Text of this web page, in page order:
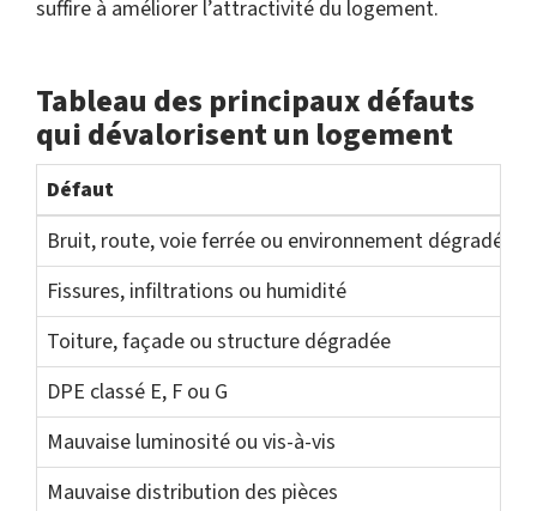
suffire à améliorer l’attractivité du logement.
Tableau des principaux défauts
qui dévalorisent un logement
Défaut
Bruit, route, voie ferrée ou environnement dégradé
Fissures, infiltrations ou humidité
Toiture, façade ou structure dégradée
DPE classé E, F ou G
Mauvaise luminosité ou vis-à-vis
Mauvaise distribution des pièces